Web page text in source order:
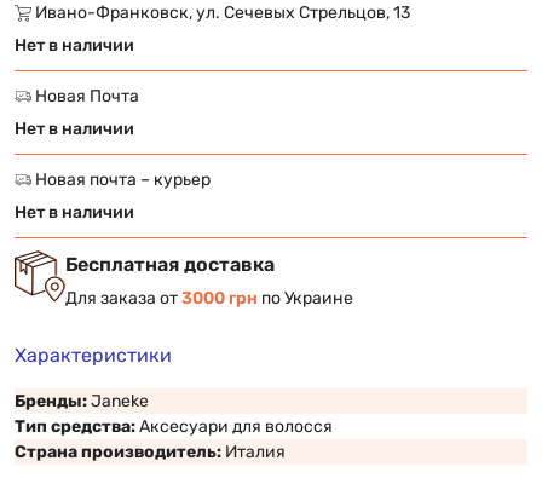
Ивано-Франковск, ул. Сечевых Стрельцов, 13
Нет в наличии
Новая Почта
Нет в наличии
Новая почта – курьер
Нет в наличии
Бесплатная доставка
Для заказа от3000 грн по Украине
Характеристики
Бренды:Janeke
Тип средства:Аксесуари для волосся
Страна производитель: Италия